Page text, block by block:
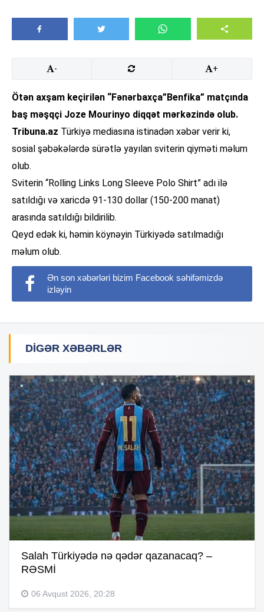
- +
Ötən axşam keçirilən “Fənərbaxça”Benfika” matçında
baş məşqçi Joze Mourinyo diqqət mərkəzində olub.
Tribuna.az Türkiyə mediasına istinadən xəbər verir ki,
sosial şəbəkələrdə sürətlə yayılan sviterin qiyməti məlum
olub.
Sviterin “Rolling Links Long Sleeve Polo Shirt” adı ilə
satıldığı və xaricdə 91-130 dollar (150-200 manat)
arasında satıldığı bildirilib.
Qeyd edək ki, həmin köynəyin Türkiyədə satılmadığı
məlum olub.
Ən son xəbərləri bizim Facebook səhifəmizdə
izləyin
DIGƏR XƏBƏRLƏR
Salah Türkiyədə nə qədər qazanacaq? –
RƏSMİ
06 Avqust 2026, 20:28